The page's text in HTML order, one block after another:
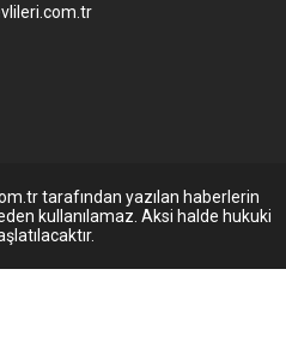
tarafından yazılan haberlerin
kullanılamaz. Aksi halde hukuki